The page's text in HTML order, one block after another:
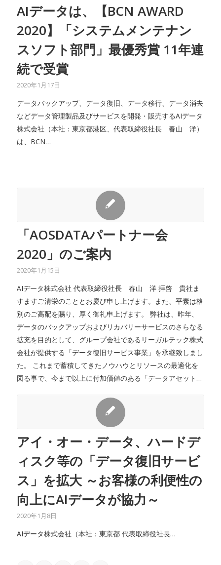
AIデータは、【BCN AWARD
2020】「システムメンテナン
スソフト部門」最優秀賞 11年連
続で受賞
2020年1月17日
データバックアップ、データ復旧、データ移行、データ消去
などデータ管理製品及びサービスを開発・販売するAIデータ
株式会社（本社：東京都港区、代表取締役社長 春山 洋）
は、BCN…
「AOSDATAパートナー会
2020」のご案内
2020年1月15日
AIデータ株式会社 代表取締役社長 春山 洋 拝啓 貴社ま
すますご清栄のこととお慶び申し上げます。また、平素は格
別のご高配を賜り、厚く御礼申上げます。 弊社は、昨年、
データのバックアップおよびリカバリーサービスのさらなる
拡充を目的として、グループ会社であるリーガルテック株式
会社が提供する「データ復旧サービス事業」を承継致しまし
た。 これまで蓄積してきたノウハウとリソースの最適化を
図る事で、今まで以上に付加価値のある「データアセット…
アイ・オー・データ、ハードデ
ィスク等の「データ復旧サービ
ス」を拡大 ～お客様の利便性の
向上にAIデータが協力～
2020年1月8日
AIデータ株式会社（本社：東京都 代表取締役社長…